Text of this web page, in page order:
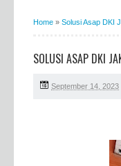
Home » Solusi Asap DKI
SOLUSI ASAP DKI
September 14, 2023